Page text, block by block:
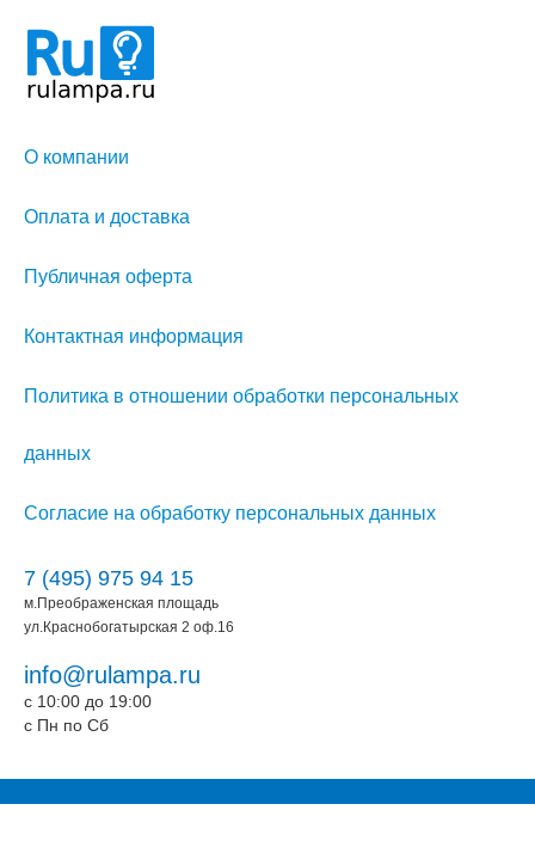
О компании
Оплата и доставка
Публичная оферта
Контактная информация
Политика в отношении обработки персональных
данных
Согласие на обработку персональных данных
7 (495) 975 94 15
м.Преображенская площадь
ул.Краснобогатырская 2 оф.16
info@rulampa.ru
c 10:00 до 19:00
c Пн по Сб